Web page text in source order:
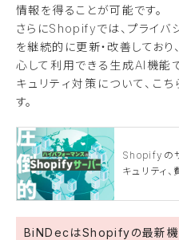
情報を得ることが可能です。
さらにShopifyでは、プライバ
を継続的に更新・改善してお
心して利用できる生成AI機能
キュリティ対策について、こ
す。
Shopifyの
キュリティ
BiNDecはShopifyの最新機